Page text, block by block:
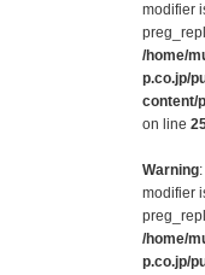
modifier
/home/
p.co.jp/
content/
on line
Warning
modifier
/home/
p.co.jp/